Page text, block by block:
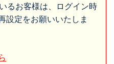
るお客様は、ログイン時
設定をお願いいたしま